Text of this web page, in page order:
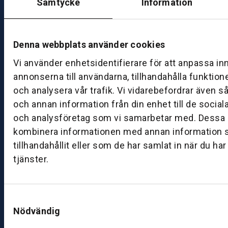
Samtycke Information
Denna webbplats använder cookies
Vi använder enhetsidentifierare för att anpassa
annonserna till användarna, tillhandahålla
och analysera vår trafik. Vi vidarebefordrar även
och annan information från din enhet till de
och analysföretag som vi samarbetar med. Dessa
kombinera informationen med annan information
tillhandahållit eller som de har samlat in när du
tjänster.
Nödvändig
–
e
a
g:
0
8:
0
–
1
7: